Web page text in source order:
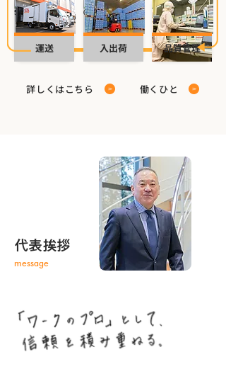
運送 入出荷 品質管理
詳しくはこちら 働くひと
代表挨拶
message